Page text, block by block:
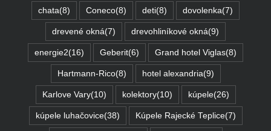
chata(8) Coneco(8) deti(8) dovolenka(7)
drevené okná(7) drevohliníkové okná(9)
energie2(16) Geberit(6) Grand hotel Viglas(8)
Hartmann-Rico(8) hotel alexandria(9)
Karlove Vary(10) kolektory(10) kúpele(26)
kúpele luhačovice(38) Kúpele Rajecké Teplice(7)